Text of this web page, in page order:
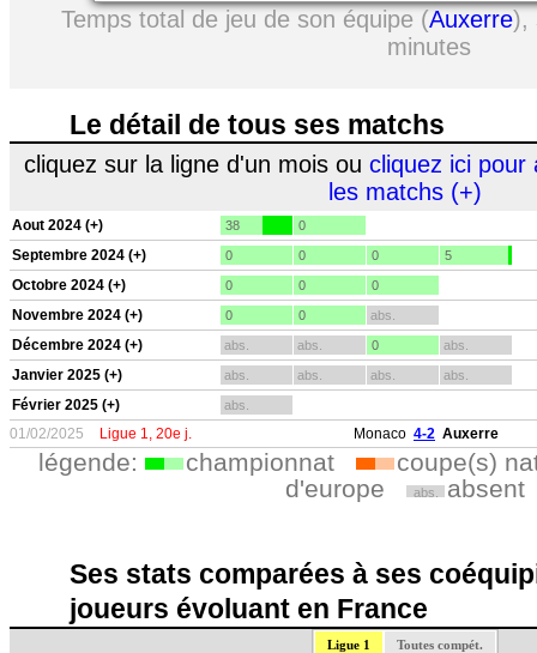
Temps total de jeu de son équipe (Auxerre),
minutes
Le détail de tous ses matchs
cliquez sur la ligne d'un mois ou cliquez ici pour
les matchs (+)
Aout 2024 (+) 38 0
Septembre 2024 (+) 0 0 0 5
Octobre 2024 (+) 0 0 0
Novembre 2024 (+) 0 0 abs.
Décembre 2024 (+) abs. abs. 0 abs.
Janvier 2025 (+) abs. abs. abs. abs.
Février 2025 (+) abs.
01/02/2025 Ligue 1, 20e j. Monaco 4-2 Auxerre
légende: championnat
coupe(s)
d'europe
abs. absent
Ses stats comparées à ses
joueurs évoluant en France
Ligue 1 Toutes compét.